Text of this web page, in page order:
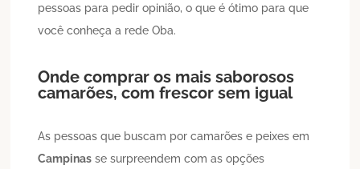
pessoas para pedir opinião, o que é ótimo para que
você conheça a rede Oba.
Onde comprar os mais saborosos
camarões, com frescor sem igual
As pessoas que buscam por camarões e peixes em
Campinas se surpreendem com as opções